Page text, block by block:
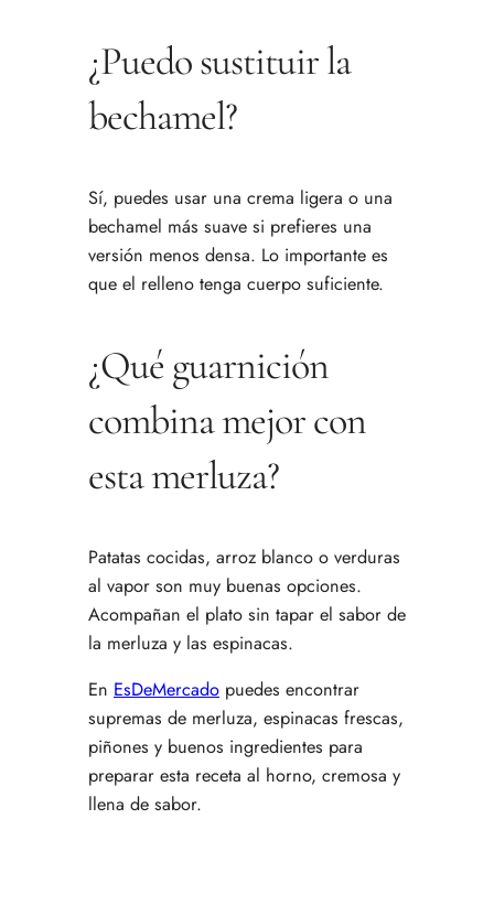
¿Puedo sustituir la
bechamel?
Sí, puedes usar una crema ligera o una
bechamel más suave si prefieres una
versión menos densa. Lo importante es
que el relleno tenga cuerpo suficiente.
¿Qué guarnición
combina mejor con
esta merluza?
Patatas cocidas, arroz blanco o verduras
al vapor son muy buenas opciones.
Acompañan el plato sin tapar el sabor de
la merluza y las espinacas.
En EsDeMercado puedes encontrar
supremas de merluza, espinacas frescas,
piñones y buenos ingredientes para
preparar esta receta al horno, cremosa y
llena de sabor.